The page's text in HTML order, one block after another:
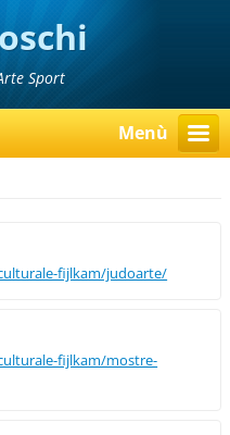
Sport
Menù
fijlkam/judoarte/
fijlkam/mostre-